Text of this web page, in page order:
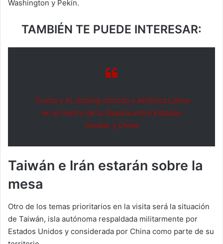
Washington y Pekín.
TAMBIÉN TE PUEDE INTERESAR:
Trump y Xi Jinping colocan a América Latina
en el centro de la disputa entre Estados
Unidos y China
Taiwán e Irán estarán sobre la
mesa
Otro de los temas prioritarios en la visita será la situación
de Taiwán, isla autónoma respaldada militarmente por
Estados Unidos y considerada por China como parte de su